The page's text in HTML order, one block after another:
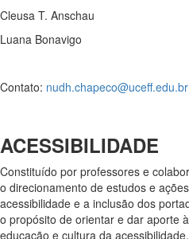
Cleusa T. Anschau
Luana Bonavigo
Contato: nudh.chapeco@uceff.edu.br
ACESSIBILIDADE
Constituído por professores e
o direcionamento de estudos e
acessibilidade e a inclusão dos
o propósito de orientar e dar aporte
educação e cultura da